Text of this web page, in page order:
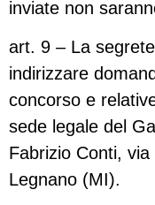
inviate non
art. 9 – La
indirizzare
concorso e
sede legale del
Fabrizio Conti,
Legnano (MI).